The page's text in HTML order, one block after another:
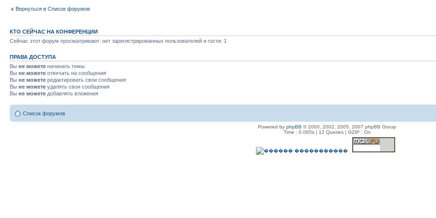
Вернуться в Список форумов
КТО СЕЙЧАС НА КОНФЕРЕНЦИИ
Сейчас этот форум просматривают: нет зарегистрированных пользователей и гости: 1
ПРАВА ДОСТУПА
Вы не можете начинать темы
Вы не можете отвечать на сообщения
Вы не можете редактировать свои сообщения
Вы не можете удалять свои сообщения
Вы не можете добавлять вложения
Список форумов
Powered by phpBB © 2000, 2002, 2005, 2007 phpBB Group
Time : 0.065s | 12 Queries | GZIP : On